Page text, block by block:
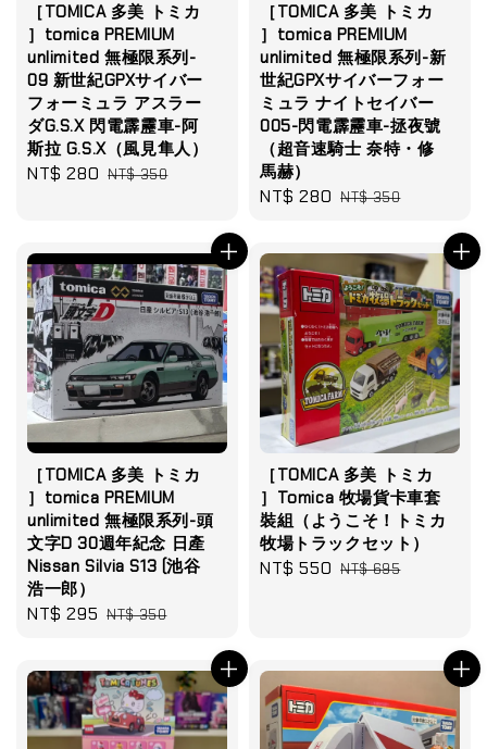
［TOMICA 多美 トミカ
］tomica PREMIUM
unlimited 無極限系列-
09 新世紀GPXサイバー
フォーミュラ アスラー
ダG.S.X 閃電霹靂車-阿
斯拉 G.S.X（風見隼人）
Sale
NT$ 280 Regular
NT$ 350
［TOMICA 多美 トミカ
］tomica PREMIUM
unlimited 無極限系列-新
世紀GPXサイバーフォー
ミュラ ナイトセイバー
005-閃電霹靂車-拯夜號
（超音速騎士 奈特・修
馬赫）
Sale
NT$ 280 Regular
NT$ 350
［TOMICA 多美 トミカ
］tomica PREMIUM
unlimited 無極限系列-頭
文字D 30週年紀念 日產
Nissan Silvia S13 (池谷
浩一郎）
Sale
NT$ 295 Regular
NT$ 350
［TOMICA 多美 トミカ
］Tomica 牧場貨卡車套
裝組（ようこそ！トミカ
牧場トラックセット）
Sale
NT$ 550 Regular
NT$ 695